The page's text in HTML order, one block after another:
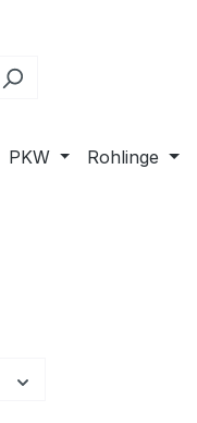
PKW Rohlinge